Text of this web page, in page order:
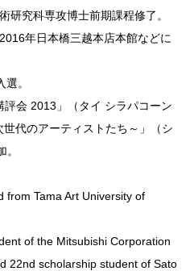
研究科専攻博士前期課程修了。
年日本橋三越本店本館などに
。
評会 2013」（タイ シラパコーン
代のアーティストたち～」（シ
from Tama Art University of
of the Mitsubishi Corporation
22nd scholarship student of Sato